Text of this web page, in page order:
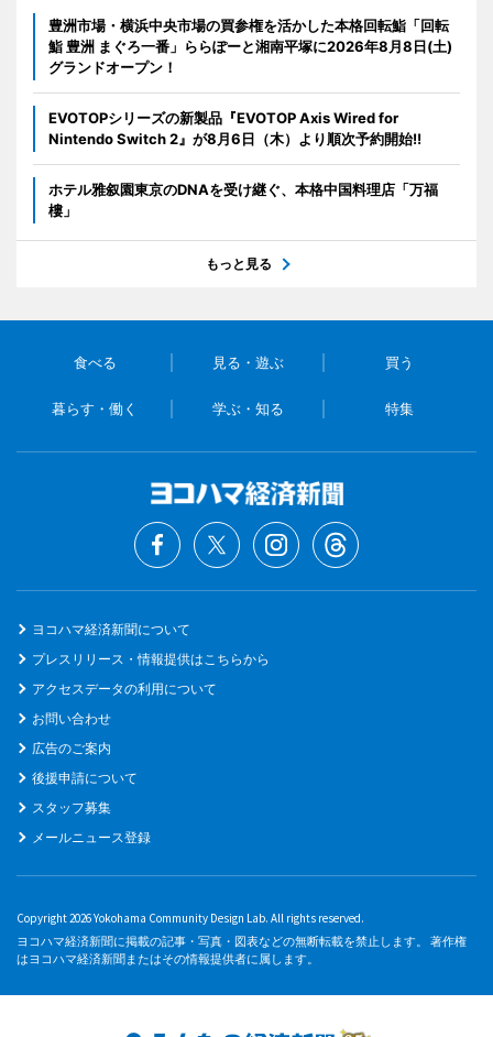
豊洲市場・横浜中央市場の買参権を活かした本格回転鮨「回転
鮨 豊洲 まぐろ一番」ららぽーと湘南平塚に2026年8月8日(土)
グランドオープン！
EVOTOPシリーズの新製品『EVOTOP Axis Wired for
Nintendo Switch 2』が8月6日（木）より順次予約開始!!
ホテル雅叙園東京のDNAを受け継ぐ、本格中国料理店「万福
樓」
もっと見る
食べる 見る・遊ぶ 買う
暮らす・働く 学ぶ・知る 特集
ヨコハマ経済新聞について
プレスリリース・情報提供はこちらから
アクセスデータの利用について
お問い合わせ
広告のご案内
後援申請について
スタッフ募集
メールニュース登録
Copyright 2026 Yokohama Community Design Lab. All rights reserved.
ヨコハマ経済新聞に掲載の記事・写真・図表などの無断転載を禁止します。 著作権
はヨコハマ経済新聞またはその情報提供者に属します。